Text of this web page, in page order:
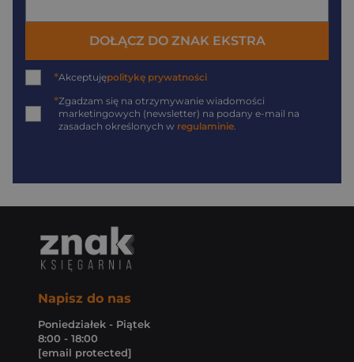
DOŁĄCZ DO ZNAK EKSTRA
*Akceptujępolitykę prywatności
*Zgadzam się na otrzymywanie wiadomości
marketingowych (newsletter) na podany e-mail na
zasadach określonych w regulaminie.
Napisz do nas
Poniedziałek - Piątek
8:00 - 18:00
[email protected]